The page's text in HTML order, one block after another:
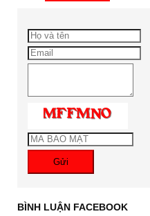
Gửi
BÌNH LUẬN FACEBOOK